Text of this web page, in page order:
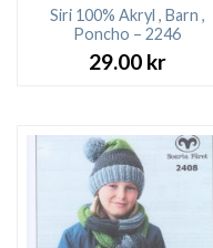
Siri 100% Akryl , Barn ,
Poncho – 2246
29.00 kr